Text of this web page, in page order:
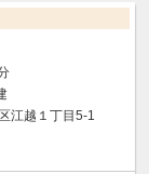
江越１丁目5-1